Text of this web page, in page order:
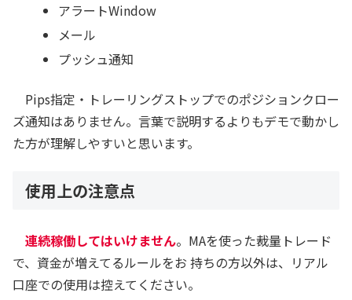
アラートWindow
メール
プッシュ通知
Pips指定・トレーリングストップでのポジションクロー
ズ通知はありません。言葉で説明するよりもデモで動かし
た方が理解しやすいと思います。
使用上の注意点
連続稼働してはいけません。MAを使った裁量トレード
で、資金が増えてるルールをお 持ちの方以外は、リアル
口座での使用は控えてください。